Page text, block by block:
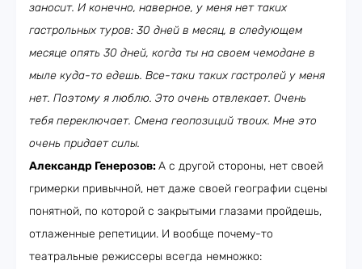
заносит. И конечно, наверное, у меня нет таких
гастрольных туров: 30 дней в месяц, в следующем
месяце опять 30 дней, когда ты на своем чемодане в
мыле куда-то едешь. Все-таки таких гастролей у меня
нет. Поэтому я люблю. Это очень отвлекает. Очень
тебя переключает. Смена геопозиций твоих. Мне это
очень придает силы.
Александр Генерозов:А с другой стороны, нет своей
гримерки привычной, нет даже своей географии сцены
понятной, по которой с закрытыми глазами пройдешь,
отлаженные репетиции. И вообще почему-то
театральные режиссеры всегда немножко: